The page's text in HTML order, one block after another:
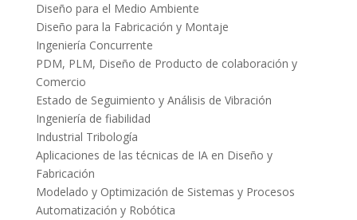
Diseño para el Medio Ambiente
Diseño para la Fabricación y Montaje
Ingeniería Concurrente
PDM, PLM, Diseño de Producto de colaboración y
Comercio
Estado de Seguimiento y Análisis de Vibración
Ingeniería de fiabilidad
Industrial Tribología
Aplicaciones de las técnicas de IA en Diseño y
Fabricación
Modelado y Optimización de Sistemas y Procesos
Automatización y Robótica